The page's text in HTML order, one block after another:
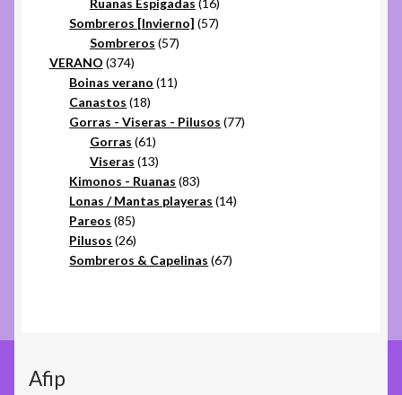
productos
Sombreros [Invierno] 5757
Sombreros 5757
VERANO 374374
productos
Boinas verano 1111
Canastos 1818
productos
Gorras - Viseras - Pilusos 7777
Gorras 6161
productos
Viseras 1313
productos
Kimonos - Ruanas 8383
productos
Lonas / Mantas playeras 1414
Pareos 8585
productos
Pilusos 2626
productos
Sombreros & Capelinas 6767
Afip